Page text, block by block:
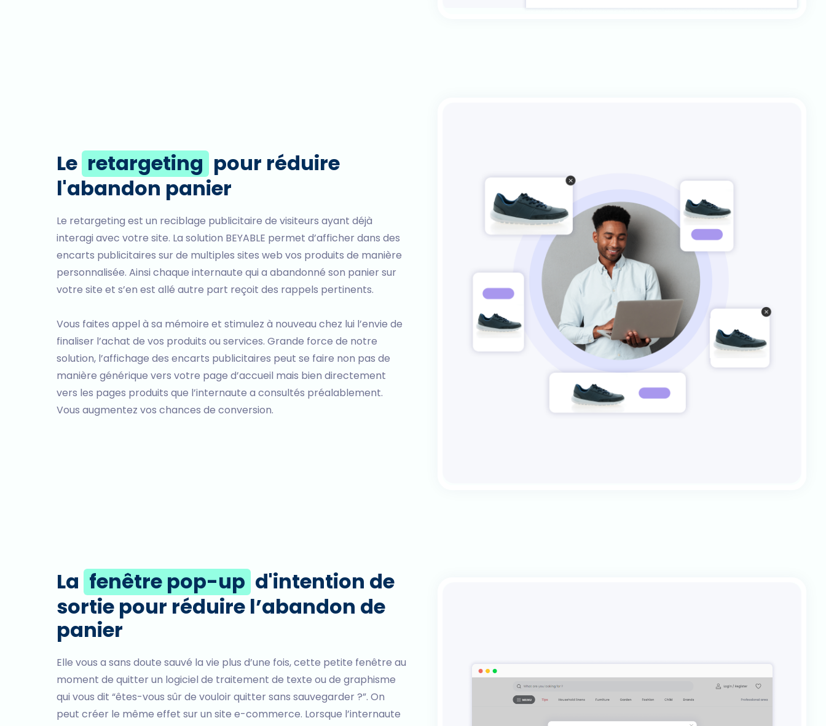
Le retargeting pour réduire
l'abandon panier
Le retargeting est un reciblage publicitaire de visiteurs ayant déjà
interagi avec votre site. La solution BEYABLE permet d’afficher dans des
encarts publicitaires sur de multiples sites web vos produits de manière
personnalisée. Ainsi chaque internaute qui a abandonné son panier sur
votre site et s’en est allé autre part reçoit des rappels pertinents.
Vous faites appel à sa mémoire et stimulez à nouveau chez lui l’envie de
finaliser l’achat de vos produits ou services. Grande force de notre
solution, l’affichage des encarts publicitaires peut se faire non pas de
manière générique vers votre page d’accueil mais bien directement
vers les pages produits que l’internaute a consultés préalablement.
Vous augmentez vos chances de conversion.
La fenêtre pop-up d'intention de
sortie pour réduire l’abandon de
panier
Elle vous a sans doute sauvé la vie plus d’une fois, cette petite fenêtre au
moment de quitter un logiciel de traitement de texte ou de graphisme
qui vous dit “êtes-vous sûr de vouloir quitter sans sauvegarder ?”. On
peut créer le même effet sur un site e-commerce. Lorsque l’internaute